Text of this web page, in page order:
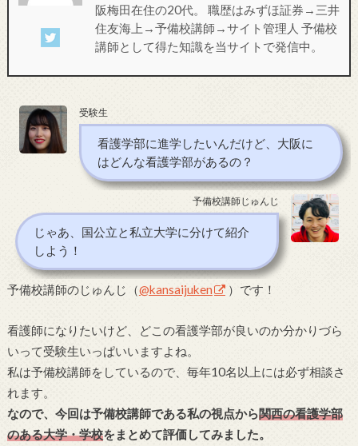
阪梅田在住の20代。 職歴はみずほ証券→三井
住友海上→予備校講師→サイト管理人 予備校
講師として得た知識を当サイトで発信中。
受験生
看護学部に進学したいんだけど、大阪に
はどんな看護学部があるの？
予備校講師じゅんじ
じゃあ、国公立と私立大学に分けて紹介
しよう！
予備校講師のじゅんじ（@kansaijuken ）です！
看護師になりたいけど、どこの看護学部が良いのか分かりづら
いって受験生いっぱいいますよね。
私は予備校講師をしているので、毎年10名以上には必ず相談さ
れます。
なので、今回は予備校講師である私の視点から関西の看護学部
のある大学・学校をまとめて評価してみました。